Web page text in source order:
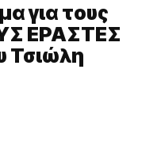
για τους
ΕΡΑΣΤΕΣ
Τσιώλη